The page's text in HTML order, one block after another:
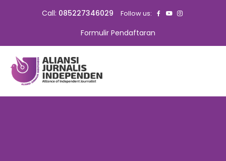
Call: 085227346029 Follow us:
Formulir Pendaftaran